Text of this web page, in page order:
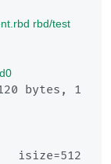
rbd/test
bytes, 1
isize=512